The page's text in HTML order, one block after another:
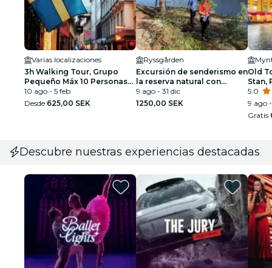
Varias localizaciones
3h Walking Tour, Grupo
Pequeño Máx 10 Personas
Estocolmo
10 ago - 5 feb
Desde 625,00 SEK
Ryssgården
Excursión de senderismo en
la reserva natural con
almuerzo con fuego
9 ago - 31 dic
1250,00 SEK
Old
Stan,
5.0
9 ago -
Gratis
Descubre nuestras experiencias destacadas